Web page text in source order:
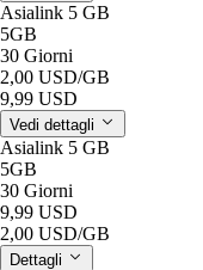
Asialink 5 GB
5GB
30 Giorni
2,00 USD/GB
9,99 USD
Vedi dettagli
Asialink 5 GB
5GB
30 Giorni
9,99 USD
2,00 USD/GB
Dettagli